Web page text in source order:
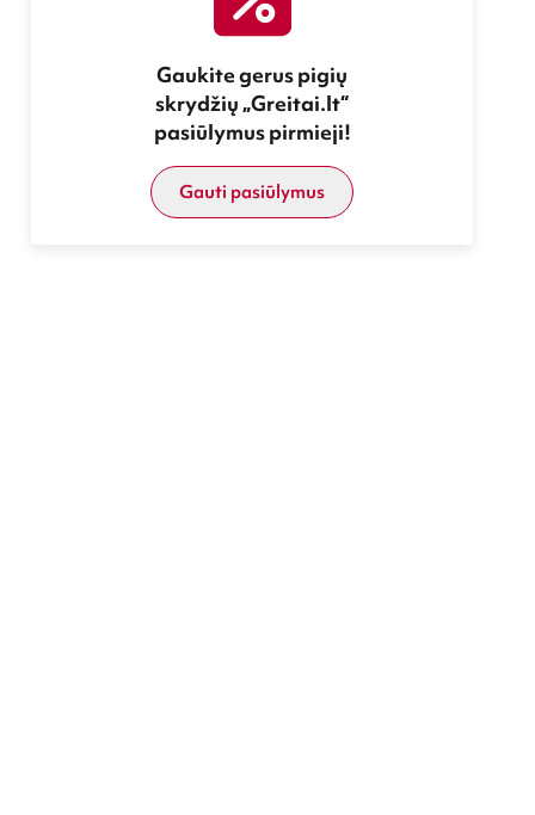
Gaukite gerus pigių
skrydžių „Greitai.lt“
pasiūlymus pirmieji!
Gauti pasiūlymus